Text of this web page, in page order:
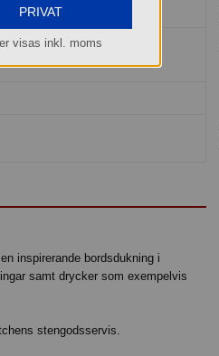
inspirerande bordsdukning i
samt drycker som exempelvis
stengodsservis.
PRIVAT
visas inkl. moms